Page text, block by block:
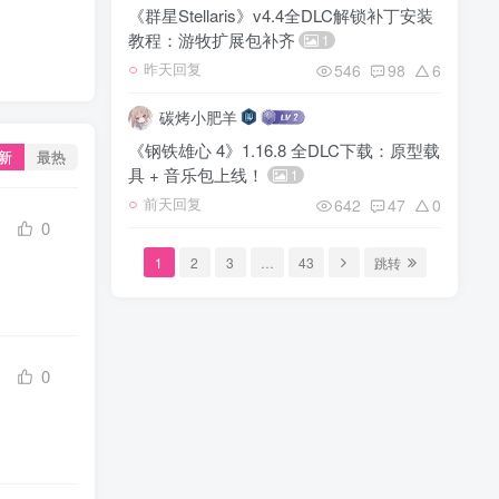
最热
0
0
《群星Stellaris》v4.4全DLC解锁补丁安装
教程：游牧扩展包补齐
1
昨天回复 546 98 6
碳烤小肥羊
《钢铁雄心 4》1.16.8 全DLC下载：原型载
具 + 音乐包上线！
1
前天回复 642 47 0
1 2 3 43 跳转